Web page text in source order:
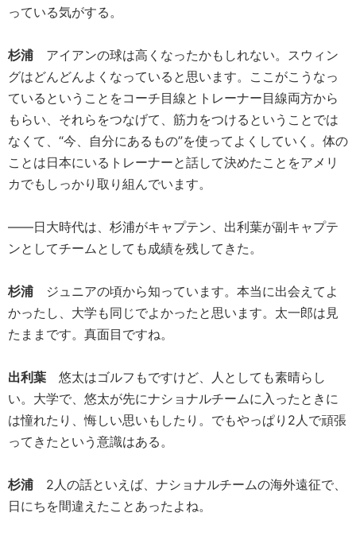
っている気がする。
杉浦 アイアンの球は高くなったかもしれない。スウィン
グはどんどんよくなっていると思います。ここがこうなっ
ているということをコーチ目線とトレーナー目線両方から
もらい、それらをつなげて、筋力をつけるということでは
なくて、“今、自分にあるもの”を使ってよくしていく。体の
ことは日本にいるトレーナーと話して決めたことをアメリ
カでもしっかり取り組んでいます。
――日大時代は、杉浦がキャプテン、出利葉が副キャプテ
ンとしてチームとしても成績を残してきた。
杉浦 ジュニアの頃から知っています。本当に出会えてよ
かったし、大学も同じでよかったと思います。太一郎は見
たままです。真面目ですね。
出利葉 悠太はゴルフもですけど、人としても素晴らし
い。大学で、悠太が先にナショナルチームに入ったときに
は憧れたり、悔しい思いもしたり。でもやっぱり2人で頑張
ってきたという意識はある。
杉浦 2人の話といえば、ナショナルチームの海外遠征で、
日にちを間違えたことあったよね。